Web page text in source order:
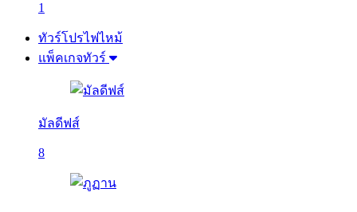
1
ทัวร์โปรไฟไหม้
แพ็คเกจทัวร์
มัลดีฟส์
8